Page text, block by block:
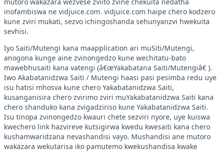
inofambiswa ne vidjuice.com. vidjuice.com haipe chero kodzero
kune zviri mukati, sezvo ichingoshanda sehunyanzvi hwekuita
sevhisi.
Iyo Saiti/Mutengi kana maapplication ari muSiti/Mutengi,
anogona kunge aine zvinongedzo kune wechitatu-bato
mawebhusaiti kana vatengi (â€œYakabatana Saiti/Mutengiâ€ ).
Iwo Akabatanidzwa Saiti / Mutengi haasi pasi pesimba redu uye
isu hatisi mhosva kune chero Yakabatanidzwa Saiti,
kusanganisira chero zvirimo zviri muYakabatanidzwa Saiti kana
chero shanduko kana zvigadziriso kune Yakabatanidzwa Saiti.
Isu tinopa zvinongedzo kwauri chete sezviri nyore, uye kuiswa
kwechero link hazvireve kutsigirwa kwedu kwesaiti kana chero
kushamwaridzana nevashandisi vayo. Mushandisi ane mutoro
wakazara wekutarisa iko pamutemo kwekushandisa kwake